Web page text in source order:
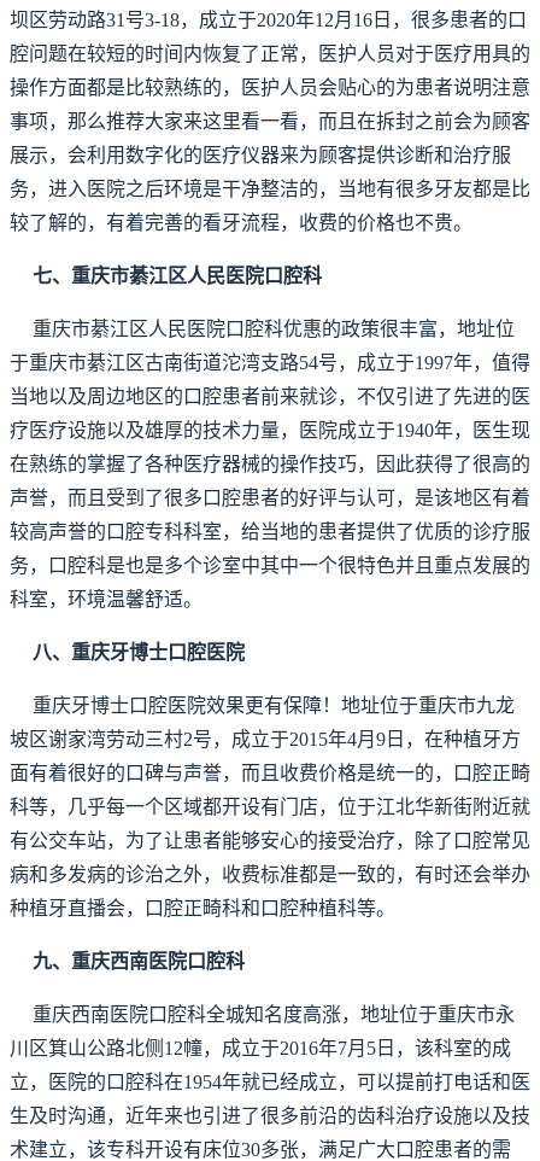
坝区劳动路31号3-18，成立于2020年12月16日，很多患者的口
腔问题在较短的时间内恢复了正常，医护人员对于医疗用具的
操作方面都是比较熟练的，医护人员会贴心的为患者说明注意
事项，那么推荐大家来这里看一看，而且在拆封之前会为顾客
展示，会利用数字化的医疗仪器来为顾客提供诊断和治疗服
务，进入医院之后环境是干净整洁的，当地有很多牙友都是比
较了解的，有着完善的看牙流程，收费的价格也不贵。
七、重庆市綦江区人民医院口腔科
重庆市綦江区人民医院口腔科优惠的政策很丰富，地址位
于重庆市綦江区古南街道沱湾支路54号，成立于1997年，值得
当地以及周边地区的口腔患者前来就诊，不仅引进了先进的医
疗医疗设施以及雄厚的技术力量，医院成立于1940年，医生现
在熟练的掌握了各种医疗器械的操作技巧，因此获得了很高的
声誉，而且受到了很多口腔患者的好评与认可，是该地区有着
较高声誉的口腔专科科室，给当地的患者提供了优质的诊疗服
务，口腔科是也是多个诊室中其中一个很特色并且重点发展的
科室，环境温馨舒适。
八、重庆牙博士口腔医院
重庆牙博士口腔医院效果更有保障！地址位于重庆市九龙
坡区谢家湾劳动三村2号，成立于2015年4月9日，在种植牙方
面有着很好的口碑与声誉，而且收费价格是统一的，口腔正畸
科等，几乎每一个区域都开设有门店，位于江北华新街附近就
有公交车站，为了让患者能够安心的接受治疗，除了口腔常见
病和多发病的诊治之外，收费标准都是一致的，有时还会举办
种植牙直播会，口腔正畸科和口腔种植科等。
九、重庆西南医院口腔科
重庆西南医院口腔科全城知名度高涨，地址位于重庆市永
川区箕山公路北侧12幢，成立于2016年7月5日，该科室的成
立，医院的口腔科在1954年就已经成立，可以提前打电话和医
生及时沟通，近年来也引进了很多前沿的齿科治疗设施以及技
术建立，该专科开设有床位30多张，满足广大口腔患者的需